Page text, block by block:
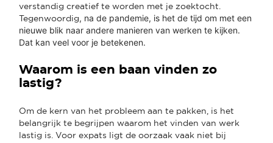
verstandig creatief te worden met je zoektocht.
Tegenwoordig, na de pandemie, is het de tijd om met een
nieuwe blik naar andere manieren van werken te kijken.
Dat kan veel voor je betekenen.
Waarom is een baan vinden zo
lastig?
Om de kern van het probleem aan te pakken, is het
belangrijk te begrijpen waarom het vinden van werk
lastig is. Voor expats ligt de oorzaak vaak niet bij